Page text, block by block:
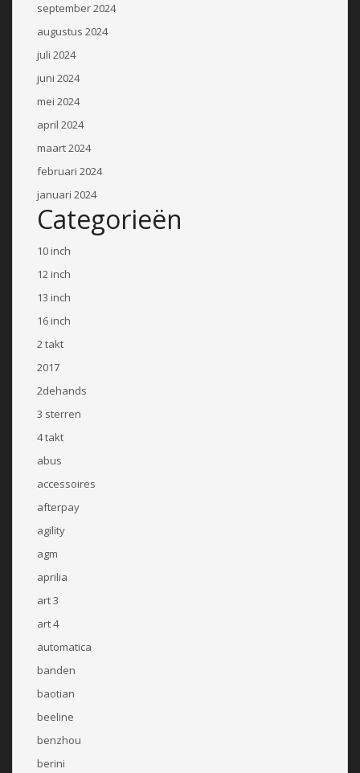
september 2024
augustus 2024
juli 2024
juni 2024
mei 2024
april 2024
maart 2024
februari 2024
januari 2024
Categorieën
10 inch
12 inch
13 inch
16 inch
2 takt
2017
2dehands
3 sterren
4 takt
abus
accessoires
afterpay
agility
agm
aprilia
art 3
art 4
automatica
banden
baotian
beeline
benzhou
berini